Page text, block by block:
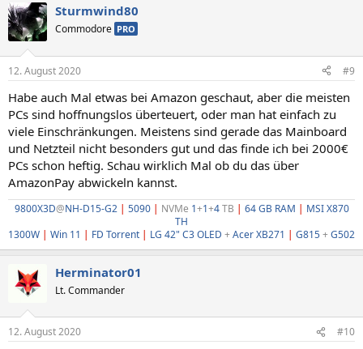
k
t
i
e
:
Sturmwind80
Commodore PRO
12. August 2020 #9
Habe auch Mal etwas bei Amazon geschaut, aber die meisten
PCs sind hoffnungslos überteuert, oder man hat einfach zu
viele Einschränkungen. Meistens sind gerade das Mainboard
und Netzteil nicht besonders gut und das finde ich bei 2000€
PCs schon heftig. Schau wirklich Mal ob du das über
AmazonPay abwickeln kannst.
9800X3D@NH-D15-G2 | 5090 | NVMe 1+1+4TB | 64 GB RAM | MSI X870
TH
1300W | Win 11 | FD Torrent | LG 42" C3 OLED +Acer XB271 | G815+G502
Herminator01
Lt. Commander
12. August 2020 #10